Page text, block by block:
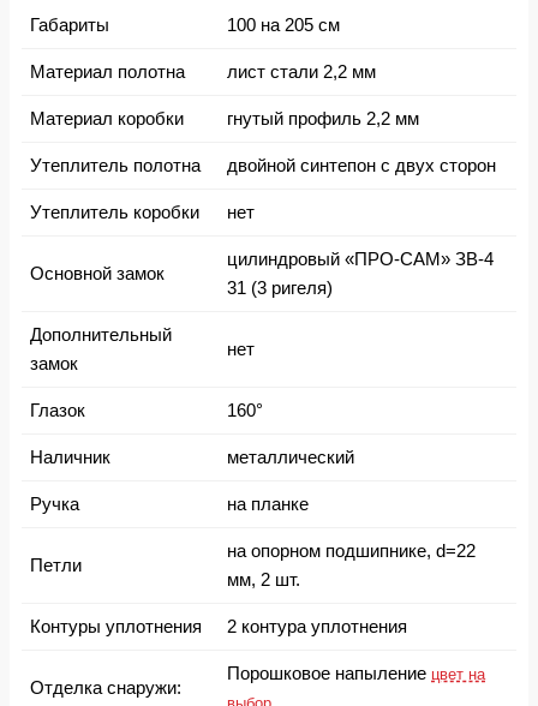
Габариты 100 на 205 см
Материал полотна лист стали 2,2 мм
Материал коробки гнутый профиль 2,2 мм
Утеплитель полотна двойной синтепон с двух сторон
Утеплитель коробки нет
Основной замок
цилиндровый «ПРО-САМ» ЗВ-4
31 (3 ригеля)
Дополнительный
замок
нет
Глазок 160°
Наличник металлический
Ручка на планке
Петли
на опорном подшипнике, d=22
мм, 2 шт.
Контуры уплотнения 2 контура уплотнения
Отделка снаружи:
Порошковое напыление цвет на